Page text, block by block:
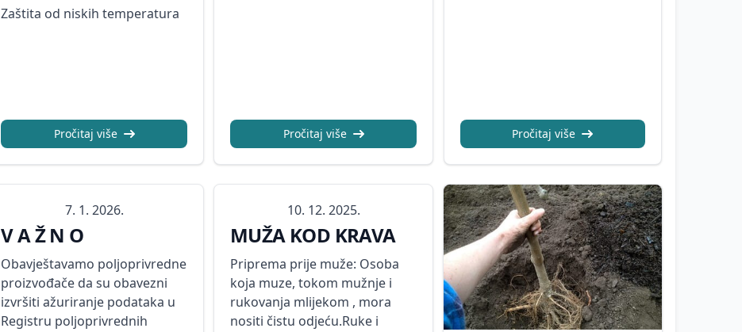
Zaštita od niskih temperatura
Pročitaj više Pročitaj više Pročitaj više
7. 1. 2026.
V A Ž N O
Obavještavamo poljoprivredne
proizvođače da su obavezni
izvršiti ažuriranje podataka u
Registru poljoprivrednih
10. 12. 2025.
MUŽA KOD KRAVA
Priprema prije muže: Osoba
koja muze, tokom mužnje i
rukovanja mlijekom , mora
nositi čistu odjeću.Ruke i